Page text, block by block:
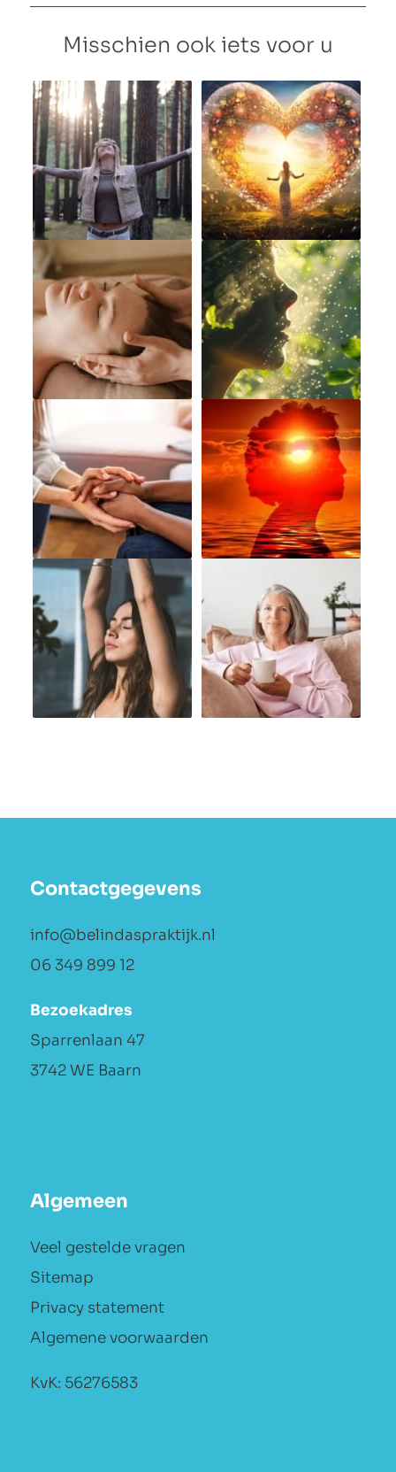
Misschien ook iets voor u
Contactgegevens
info@belindaspraktijk.nl
06 349 899 12
Bezoekadres
Sparrenlaan 47
3742 WE Baarn
Algemeen
Veel gestelde vragen
Sitemap
Privacy statement
Algemene voorwaarden
KvK: 56276583